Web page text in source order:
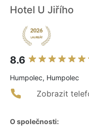
Hotel U Jiřího
8.6
Humpolec, Humpolec
Zobrazit
O společnosti: